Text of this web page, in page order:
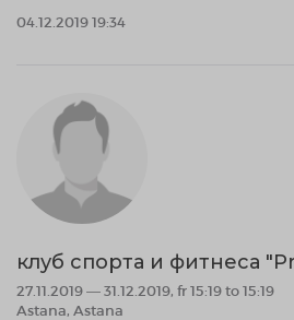
04.12.2019 19:34
клуб спорта и фитнеса
27.11.2019 — 31.12.2019, fr 15:19 to 15:19
Astana, Astana